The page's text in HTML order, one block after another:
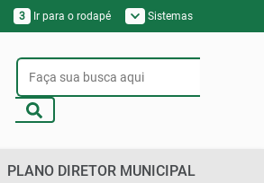
3 Ir para o rodapé Sistemas
PLANO DIRETOR MUNICIPAL